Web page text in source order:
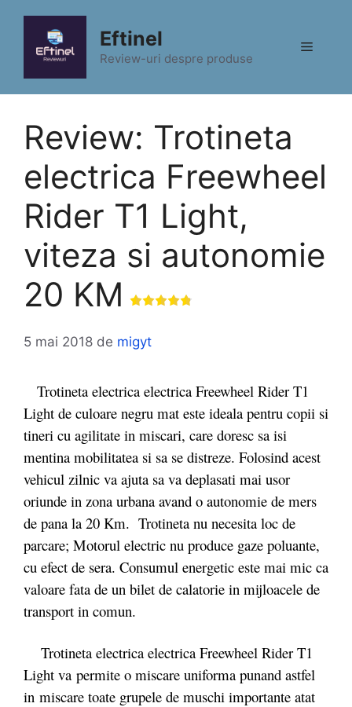
conținut
Eftinel
Review-uri despre produse
Meniu
Review: Trotineta
electrica Freewheel
Rider T1 Light,
viteza si autonomie
20 KM
5 mai 2018 de migyt
Trotineta electrica electrica Freewheel Rider T1
Light de culoare negru mat este ideala pentru copii si
tineri cu agilitate in miscari, care doresc sa isi
mentina mobilitatea si sa se distreze. Folosind acest
vehicul zilnic va ajuta sa va deplasati mai usor
oriunde in zona urbana avand o autonomie de mers
de pana la 20 Km. Trotineta nu necesita loc de
parcare; Motorul electric nu produce gaze poluante,
cu efect de sera. Consumul energetic este mai mic ca
valoare fata de un bilet de calatorie in mijloacele de
transport in comun.
Trotineta electrica electrica Freewheel Rider T1
Light va permite o miscare uniforma punand astfel
in miscare toate grupele de muschi importante atat